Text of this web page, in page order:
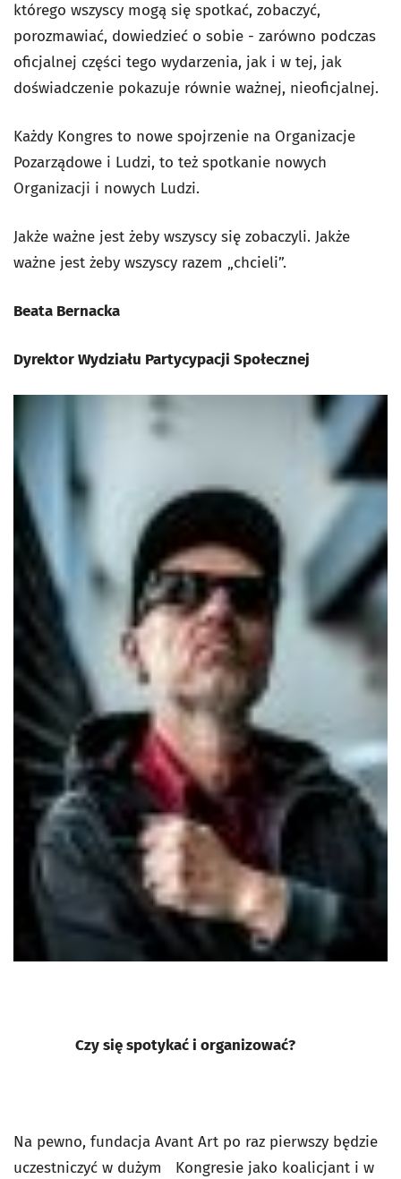
którego wszyscy mogą się spotkać, zobaczyć,
porozmawiać, dowiedzieć o sobie - zarówno podczas
oficjalnej części tego wydarzenia, jak i w tej, jak
doświadczenie pokazuje równie ważnej, nieoficjalnej.
Każdy Kongres to nowe spojrzenie na Organizacje
Pozarządowe i Ludzi, to też spotkanie nowych
Organizacji i nowych Ludzi.
Jakże ważne jest żeby wszyscy się zobaczyli. Jakże
ważne jest żeby wszyscy razem „chcieli”.
Beata Bernacka
Dyrektor Wydziału Partycypacji Społecznej
Czy się spotykać i organizować?
Na pewno, fundacja Avant Art po raz pierwszy będzie
uczestniczyć w dużym Kongresie jako koalicjant i w